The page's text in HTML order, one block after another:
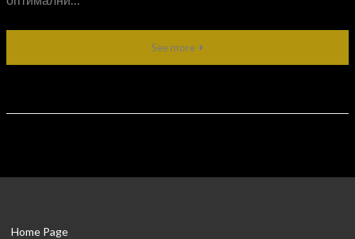
See more
Home Page